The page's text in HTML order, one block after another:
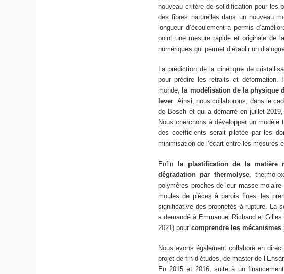
nouveau critère de solidification pour les
des fibres naturelles dans un nouveau
longueur d’écoulement a permis
point une mesure rapide et originale de
numériques qui permet d’établir un
La prédiction de la cinétique de
pour prédire les retraits et déformation.
monde, la modélisation de la physique
lever. Ainsi, nous collaborons, dans le
de Bosch et qui a démarré en juillet
Nous cherchons à développer un
des coefficients serait pilotée par les
minimisation de l’écart entre les mesures
Enfin
la plastification de la matière
dégradation par thermolyse, thermo-
polymères proches de leur masse
moules de pièces à parois fines, les
significative des propriétés à rupture. La
a demandé à Emmanuel Richaud et
2021) pourcomprendre les
Nous avons également collaboré en
projet de fin d’études, de master de
En 2015 et 2016, suite à un